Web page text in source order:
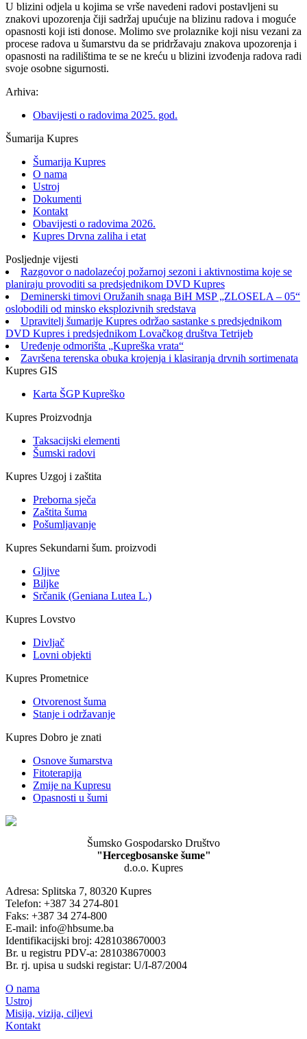
U blizini odjela u kojima se vrše navedeni radovi postavljeni su
znakovi upozorenja čiji sadržaj upućuje na blizinu radova i moguće
opasnosti koji isti donose. Molimo sve prolaznike koji nisu vezani za
procese radova u šumarstvu da se pridržavaju znakova upozorenja i
opasnosti na radilištima te se ne kreću u blizini izvođenja radova radi
svoje osobne sigurnosti.
Arhiva:
Obavijesti o radovima 2025. god.
Šumarija Kupres
Šumarija Kupres
O nama
Ustroj
Dokumenti
Kontakt
Obavijesti o radovima 2026.
Kupres Drvna zaliha i etat
Posljednje vijesti
Razgovor o nadolazećoj požarnoj sezoni i aktivnostima koje se
planiraju provoditi sa predsjednikom DVD Kupres
Deminerski timovi Oružanih snaga BiH MSP „ZLOSELA – 05“
oslobodili od minsko eksplozivnih sredstava
Upravitelj šumarije Kupres održao sastanke s predsjednikom
DVD Kupres i predsjednikom Lovačkog društva Tetrijeb
Uređenje odmorišta „Kupreška vrata“
Završena terenska obuka krojenja i klasiranja drvnih sortimenata
Kupres GIS
Karta ŠGP Kupreško
Kupres Proizvodnja
Taksacijski elementi
Šumski radovi
Kupres Uzgoj i zaštita
Preborna sječa
Zaštita šuma
Pošumljavanje
Kupres Sekundarni šum. proizvodi
Gljive
Biljke
Srčanik (Geniana Lutea L.)
Kupres Lovstvo
Divljač
Lovni objekti
Kupres Prometnice
Otvorenost šuma
Stanje i održavanje
Kupres Dobro je znati
Osnove šumarstva
Fitoterapija
Zmije na Kupresu
Opasnosti u šumi
Šumsko Gospodarsko Društvo
"Hercegbosanske šume"
d.o.o. Kupres
Adresa: Splitska 7, 80320 Kupres
Telefon: +387 34 274-801
Faks: +387 34 274-800
E-mail: info@hbsume.ba
Identifikacijski broj: 4281038670003
Br. u registru PDV-a: 281038670003
Br. rj. upisa u sudski registar: U/I-87/2004
O nama
Ustroj
Misija, vizija, ciljevi
Kontakt